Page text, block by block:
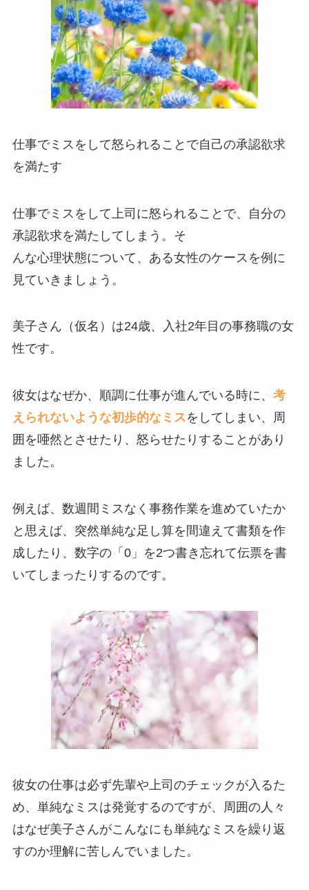
仕事でミスをして怒られることで自己の承認欲求
を満たす
仕事でミスをして上司に怒られることで、自分の
承認欲求を満たしてしまう。そ
んな心理状態について、ある女性のケースを例に
見ていきましょう。
美子さん（仮名）は24歳、入社2年目の事務職の女
性です。
彼女はなぜか、順調に仕事が進んでいる時に、 考
えられないような初歩的なミスをしてしまい、周
囲を唖然とさせたり、怒らせたりすることがあり
ました。
例えば、数週間ミスなく事務作業を進めていたか
と思えば、突然単純な足し算を間違えて書類を作
成したり、数字の「0」を2つ書き忘れて伝票を書
いてしまったりするのです。
彼女の仕事は必ず先輩や上司のチェックが入るた
め、単純なミスは発覚するのですが、周囲の人々
はなぜ美子さんがこんなにも単純なミスを繰り返
すのか理解に苦しんでいました。